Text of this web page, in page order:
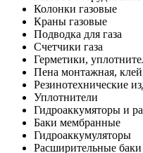
Колонки газовые
Краны газовые
Подводка для газа
Счетчики газа
Герметики,
Пена монтажная,
Резинотехнические
Уплотнители
Гидроаккумяторы и
Баки мембранные
Гидроаккумуляторы
Расширительные баки